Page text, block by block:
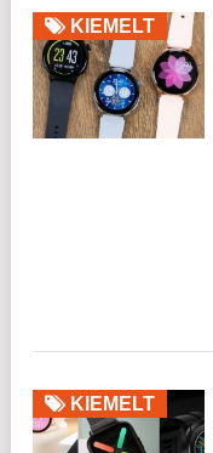
KIEMELT
KIEMELT